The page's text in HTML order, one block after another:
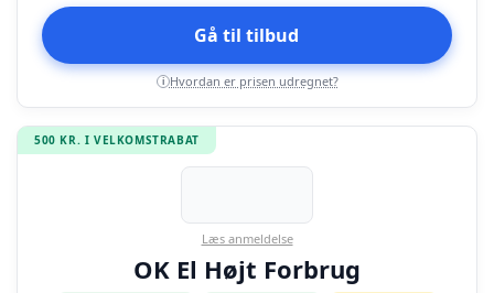
Gå til tilbud
i Hvordan er prisen udregnet?
500 KR. I VELKOMSTRABAT
Læs anmeldelse
OK El Højt Forbrug